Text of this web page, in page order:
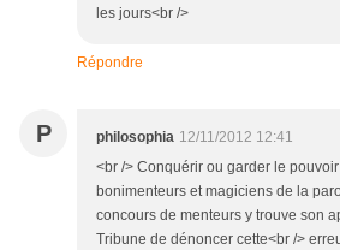
les jours<br />
Répondre
P philosophia 12/11/2012 12:41
<br /> Conquérir ou garder le
bonimenteurs et magiciens de la
concours de menteurs y trouve son
Tribune de dénoncer cette<br />